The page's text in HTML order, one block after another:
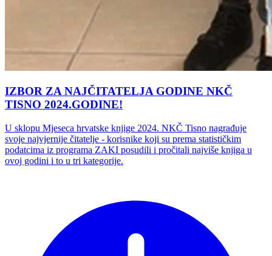
IZBOR ZA NAJČITATELJA GODINE NKČ
TISNO 2024.GODINE!
U sklopu Mjeseca hrvatske knjige 2024. NKČ Tisno nagrađuje
svoje najvjernije čitatelje - korisnike koji su prema statističkim
podatcima iz programa ZAKI posudili i pročitali najviše knjiga u
ovoj godini i to u tri kategorije.